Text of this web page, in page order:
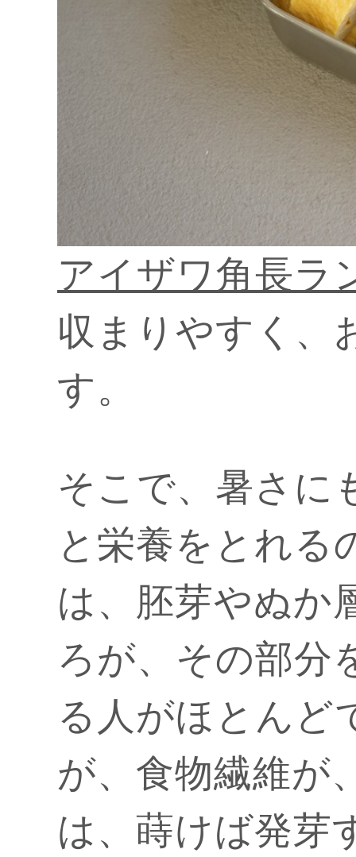
アイザワ角長ラ
収まりやすく、
す。
そこで、暑さに
と栄養をとれる
は、胚芽やぬか
ろが、その部分
る人がほとんど
が、食物繊維が
は、蒔けば発芽